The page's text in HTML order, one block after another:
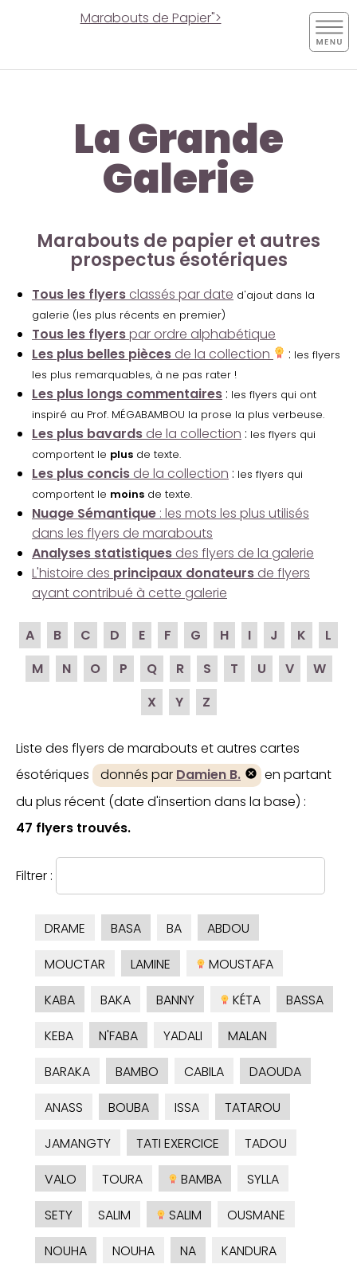
Marabouts de Papier">
La Grande
Galerie
Marabouts de papier et autres
prospectus ésotériques
Tous les flyers classés par date d'ajout dans la
galerie (les plus récents en premier)
Tous les flyerspar ordre alphabétique
Les plus belles pièces de la collection : les flyers
les plus remarquables, à ne pas rater !
Les plus longs commentaires : les flyers qui ont
inspiré au Prof. MÉGABAMBOU la prose la plus verbeuse.
Les plus bavards de la collection : les flyers qui
comportent le plus de texte.
Les plus concis de la collection : les flyers qui
comportent le moins de texte.
Nuage Sémantique : les mots les plus utilisés
dans les flyers de marabouts
Analyses statistiques des flyers de la galerie
L'histoire des principaux donateurs de flyers
ayant contribué à cette galerie
A B C D E F G H I J K
L
M
N O P Q R S T U V
W
X
Y Z
Liste des flyers de marabouts et autres cartes
ésotériques
donnés par Damien B.
en partant
du plus récent (date d'insertion dans la base) :
47 flyers trouvés.
Filtrer :
DRAME BASA BA
ABDOU
MOUCTAR
LAMINE
MOUSTAFA
KABA
BAKA BANNY KÉTA
BASSA
KEBA
N'FABA YADALI
MALAN
BARAKA
BAMBO CABILA
DAOUDA
ANASS
BOUBA ISSA
TATAROU
JAMANGTY
TATI EXERCICE
TADOU
VALO
TOURA BAMBA
SYLLA
SETY
SALIM SALIM
OUSMANE
NOUHA
NOUHA NA
KANDURA